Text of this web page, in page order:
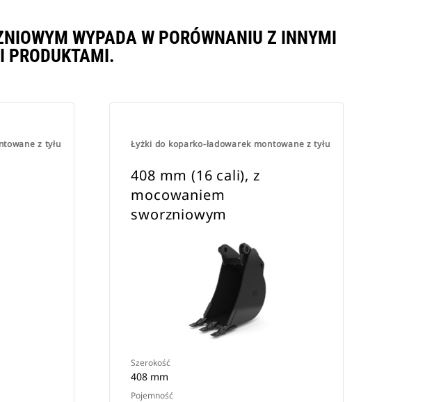
WYPADA W PORÓWNANIU Z INNYMI
PRODUKTAMI.
z tyłu Łyżki do koparko-ładowarek montowane z tyłu
408 mm (16 cali), z
mocowaniem
sworzniowym
Szerokość
408 mm
Pojemność